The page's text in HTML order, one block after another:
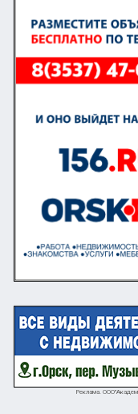
Реклама.